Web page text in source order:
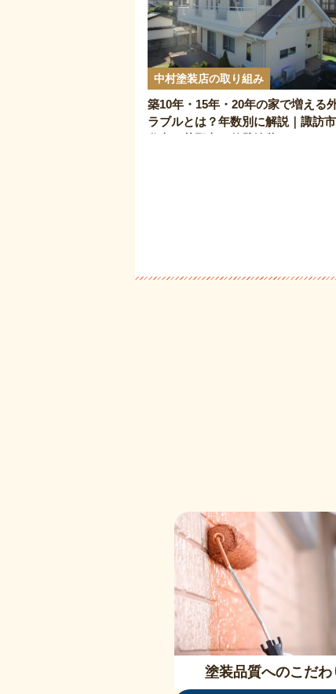
中村塗装店の取り組み
築10年・15年・20年の家で増える
ラブルとは？年数別に解説｜諏訪
塗装品質へのこだわ